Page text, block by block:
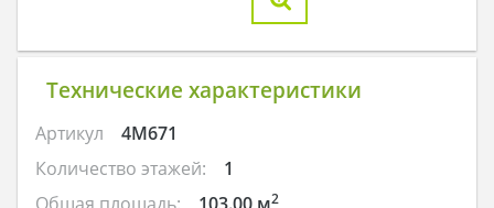
Технические характеристики
Артикул
4M671
Количество этажей:
1
Общая площадь:
103.00 м2